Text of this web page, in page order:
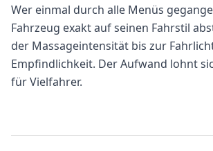
Wer einmal durch alle Menüs
Fahrzeug exakt auf seinen Fahrstil
der Massageintensität bis zur
Empfindlichkeit. Der Aufwand lohnt
für Vielfahrer.